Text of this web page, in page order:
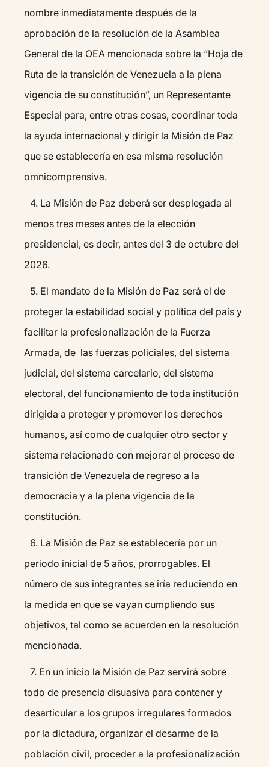
nombre inmediatamente después de la
aprobación de la resolución de la Asamblea
General de la OEA mencionada sobre la “Hoja de
Ruta de la transición de Venezuela a la plena
vigencia de su constitución”, un Representante
Especial para, entre otras cosas, coordinar toda
la ayuda internacional y dirigir la Misión de Paz
que se establecería en esa misma resolución
omnicomprensiva.
4.⁠ ⁠La Misión de Paz deberá ser desplegada al
menos tres meses antes de la elección
presidencial, es decir, antes del 3 de octubre del
2026.
5.⁠ ⁠El mandato de la Misión de Paz será el de
proteger la estabilidad social y política del país y
facilitar la profesionalización de la Fuerza
Armada, de las fuerzas policiales, del sistema
judicial, del sistema carcelario, del sistema
electoral, del funcionamiento de toda institución
dirigida a proteger y promover los derechos
humanos, así como de cualquier otro sector y
sistema relacionado con mejorar el proceso de
transición de Venezuela de regreso a la
democracia y a la plena vigencia de la
constitución.
6.⁠ ⁠La Misión de Paz se establecería por un
periodo inicial de 5 años, prorrogables. El
número de sus integrantes se iría reduciendo en
la medida en que se vayan cumpliendo sus
objetivos, tal como se acuerden en la resolución
mencionada.
7.⁠ ⁠En un inicio la Misión de Paz servirá sobre
todo de presencia disuasiva para contener y
desarticular a los grupos irregulares formados
por la dictadura, organizar el desarme de la
población civil, proceder a la profesionalización